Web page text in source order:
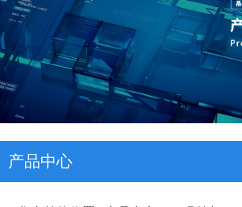
产品中心